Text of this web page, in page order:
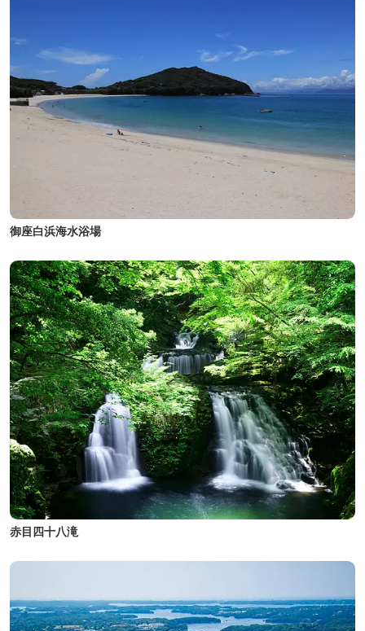
御座白浜海水浴場
赤目四十八滝